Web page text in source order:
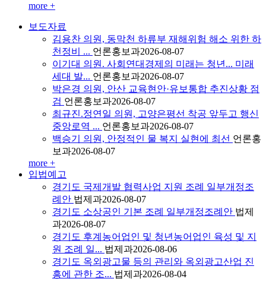
more +
보도자료
김용찬 의원, 동막천 하류부 재해위험 해소 위한 하
천정비 ... 언론홍보과2026-08-07
이기대 의원. 사회연대경제의 미래는 청년... 미래
세대 발... 언론홍보과2026-08-07
박은경 의원, 안산 교육현안·유보통합 추진상황 점
검 언론홍보과2026-08-07
최규진.정연일 의원, 고양은평선 착공 앞두고 행신
중앙로역 ... 언론홍보과2026-08-07
백승기 의원, 안정적인 물 복지 실현에 최선 언론홍
보과2026-08-07
more +
입법예고
경기도 국제개발 협력사업 지원 조례 일부개정조
례안 법제과2026-08-07
경기도 소상공인 기본 조례 일부개정조례안 법제
과2026-08-07
경기도 후계농어업인 및 청년농어업인 육성 및 지
원 조례 일... 법제과2026-08-06
경기도 옥외광고물 등의 관리와 옥외광고산업 진
흥에 관한 조... 법제과2026-08-04